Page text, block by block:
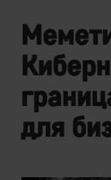
для